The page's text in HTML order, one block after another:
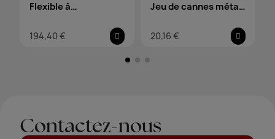
Flexible à
194,40 €
Jeu de cannes métal
20,16 €
Contactez-nous